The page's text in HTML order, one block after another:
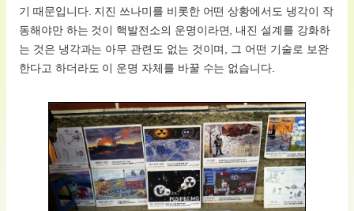
기 때문입니다. 지진 쓰나미를 비롯한 어떤 상황에서도 냉각이 작
동해야만 하는 것이 핵발전소의 운명이라면, 내진 설계를 강화하
는 것은 냉각과는 아무 관련도 없는 것이며, 그 어떤 기술로 보완
한다고 하더라도 이 운명 자체를 바꿀 수는 없습니다.